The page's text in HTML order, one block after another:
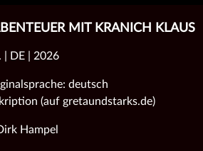
MIT KRANICH KLAUS
| DE | 2026
deutsch
(auf gretaundstarks.de)
Hampel